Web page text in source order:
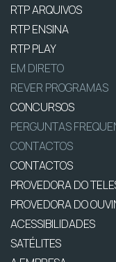
RTP ARQUIVOS
RTP ENSINA
RTP PLAY
EM DIRETO
REVER PROGRAMAS
CONCURSOS
PERGUNTAS
CONTACTOS
CONTACTOS
PROVEDORA DO
PROVEDORA DO
ACESSIBILIDADES
SATÉLITES